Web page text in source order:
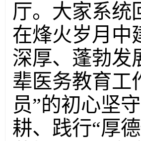
厅。大家系统
在烽火岁月中
深厚、蓬勃发
辈医务教育工
员”的初心坚
耕、践行“厚